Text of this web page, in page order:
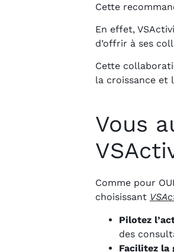
Cette
En effet,
d’offrir à ses
Cette
la croissance et
Vous
Comme pour
choisissant
Pilotez
des
Facilitez la